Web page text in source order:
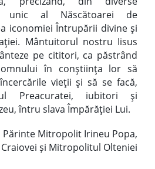
unic al Născătoarei de
iconomiei Întrupării divine și
Mântuitorul nostru Iisus
pe cititori, ca păstrând
în conștiința lor să
vieții și să se facă,
Preacuratei, iubitori și
întru slava Împărăției Lui.
Părinte Mitropolit Irineu Popa,
și Mitropolitul Olteniei